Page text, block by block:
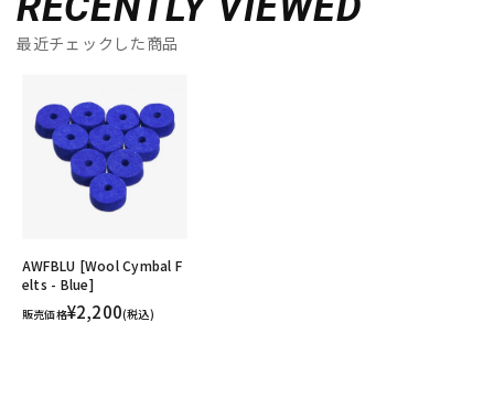
最近チェックした商品
AWFBLU [Wool Cymbal F
elts - Blue]
販売価格¥2,200(税込)